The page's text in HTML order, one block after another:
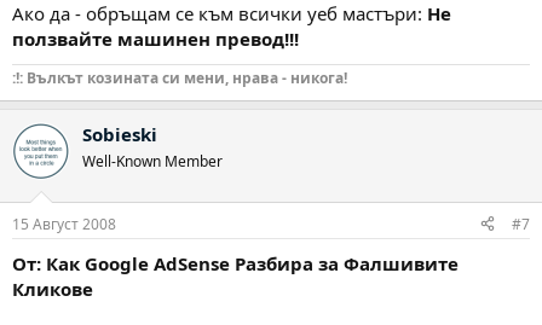
Ако да - обръщам се към всички уеб мастъри: Не
ползвайте машинен превод!!!
:!: Вълкът козината си мени, нрава - никога!
Sobieski
Well-Known Member
15 Август 2008 #7
От: Как Google AdSense Разбира за Фалшивите
Кликове